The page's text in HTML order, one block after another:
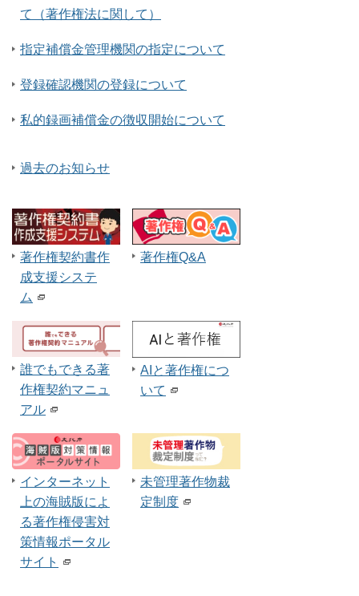
て（著作権法に関して）
指定補償金管理機関の指定について
登録確認機関の登録について
私的録画補償金の徴収開始について
過去のお知らせ
著作権契約書作
成支援システ
ム
著作権Q&A
誰でもできる著
作権契約マニュ
アル
AIと著作権につ
いて
インターネット
上の海賊版によ
る著作権侵害対
策情報ポータル
サイト
未管理著作物裁
定制度